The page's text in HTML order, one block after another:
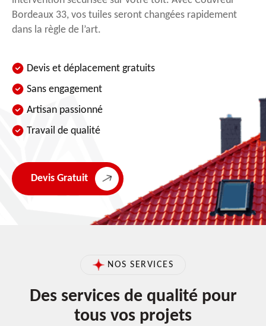
Bordeaux 33, vos tuiles seront changées rapidement
dans la règle de l’art.
Devis et déplacement gratuits
Sans engagement
Artisan passionné
Travail de qualité
Devis Gratuit
NOS SERVICES
Des services de qualité pour
tous vos projets